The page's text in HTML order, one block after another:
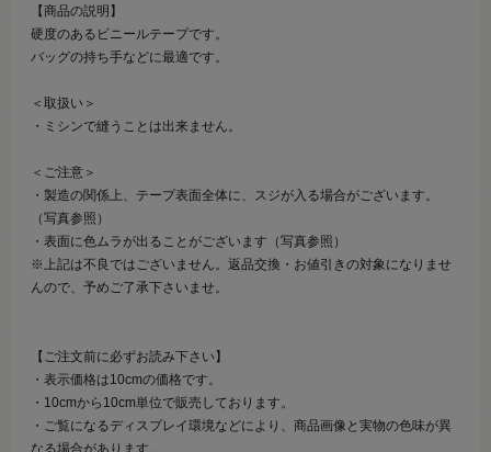
【商品の説明】
硬度のあるビニールテープです。
バッグの持ち手などに最適です。
＜取扱い＞
・ミシンで縫うことは出来ません。
＜ご注意＞
・製造の関係上、テープ表面全体に、スジが入る場合がございます。
（写真参照）
・表面に色ムラが出ることがございます（写真参照）
※上記は不良ではございません。返品交換・お値引きの対象になりませ
んので、予めご了承下さいませ。
【ご注文前に必ずお読み下さい】
・表示価格は10cmの価格です。
・10cmから10cm単位で販売しております。
・ご覧になるディスプレイ環境などにより、商品画像と実物の色味が異
なる場合があります。